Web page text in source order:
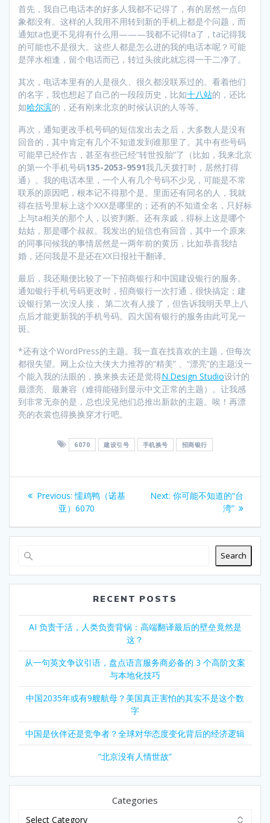
首先，我自己电话本的好多人我都不记得了，有的居然一点印
象都没有。这样的人我用不用转到新的手机上都是个问题，而
通知ta也更不见得有什么用———我都不记得ta了，ta记得我
的可能也不是很大。这些人都是怎么进的我的电话本呢？可能
是萍水相逢，留个电话而已，转过头彼此就忘得一干二净了。
其次，电话本里有的人是很久、很久都没联系过的。看着他们
的名字，我也想起了自己的一段段历史，比如十八站的，还比
如哈尔滨的，还有刚来北京的时候认识的人等等。
再次，通知更改手机号码的短信发出去之后，大多数人是没有
回音的，其中肯定有几个不知道发到谁那里了。其中有些号码
可能早已经作古，甚至有些已经”转世投胎”了（比如，我来北京
的第一个手机号码135-2053-9591我几天拨打时，居然打得
通）。我的电话本里，一个人有几个号码不少见，可能是不常
联系的原因吧，根本记不得那个是。里面还有同名的人，我就
得在括号里标上这个XXX是哪里的；还有的不知道全名，只好标
上与ta相关的那个人，以资判断。还有亲戚，得标上这是哪个
姑姑，那是哪个叔叔。我发出的短信也有回音，其中一个原来
的同事问候我的事情居然是一两年前的黄历，比如恭喜我结
婚，还问我是不是还在XX日报社干翻译。
最后，我还顺便比较了一下招商银行和中国建设银行的服务。
通知银行手机号码更改时，招商银行一次打通，很快搞定；建
设银行第一次没人接， 第二次有人接了，但告诉我明天早上八
点后才能更新我的手机号码。四大国有银行的服务由此可见一
斑。
*还有这个WordPress的主题。我一直在找喜欢的主题，但每次
都很失望。网上众位大侠大力推荐的“精美” 、“漂亮”的主题没一
个能入我的法眼的，换来换去还是觉得N.Design Studio设计的
最漂亮、最兼容（难得能碰到显示中文正常的主题）。让我感
到非常无奈的是，总也没见他们总推出新款的主题。唉！再漂
亮的衣裳也得换换穿才行吧。
6070 建设引号 手机换号 招商银行
Post
navigation
Previous: Previous
post:
懦鸡鸭（诺基
亚）6070
Next: Next
你可能不知道的“台
湾”
Search
RECENT POSTS
AI 负责干活，人类负责背锅：高端翻译最后的壁垒竟然是
这？
从一句英文争议引语，盘点语言服务商必备的 3 个高阶文案
与本地化技巧
中国2035年或有9艘航母？美国真正害怕的其实不是这个数
字
中国是伙伴还是竞争者？全球对华态度变化背后的经济逻辑
“北京没有人情世故”
Categories